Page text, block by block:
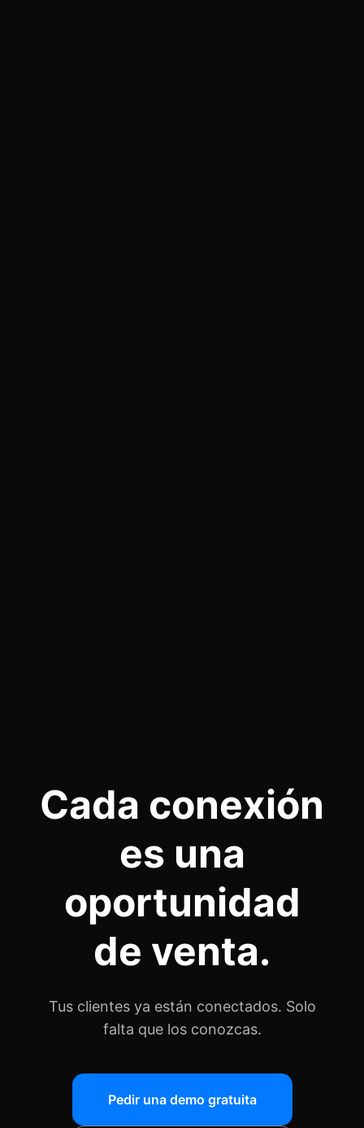
Cada conexión
es una
oportunidad
de venta.
Tus clientes ya están conectados. Solo
falta que los conozcas.
Pedir una demo gratuita